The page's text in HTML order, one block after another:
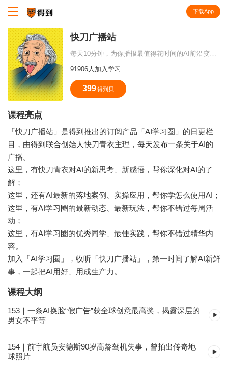
下载App
快刀广播站
91906人加入学习
399 得到贝
课程亮点
「快刀广播站」是得到推出的订阅产品「AI学习圈」的日更栏
目，由得到联合创始人快刀青衣主理，每天发布一条关于AI的
广播。
这里，有快刀青衣对AI的新思考、新感悟，帮你深化对AI的了
解；
这里，还有AI最新的落地案例、实操应用，帮你学怎么使用AI；
这里，有AI学习圈的最新动态、最新玩法，帮你不错过每周活
动；
这里，有AI学习圈的优秀同学、最佳实践，帮你不错过精华内
容。
加入「AI学习圈」，收听「快刀广播站」，第一时间了解AI新鲜
事，一起把AI用好、用成生产力。
课程大纲
153｜一条AI换脸“假广告”获全球创意最高奖，揭露深层的
男女不平等
154｜前宇航员安德斯90岁高龄驾机失事，曾拍出传奇地
球照片